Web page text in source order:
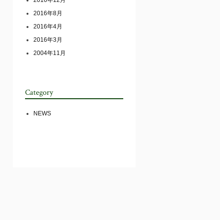
2016年8月
2016年4月
2016年3月
2004年11月
Category
NEWS